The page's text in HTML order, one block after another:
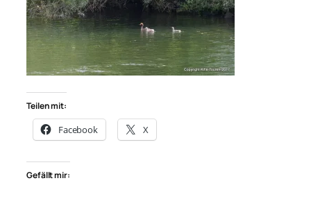
Teilen mit:
Facebook X
Gefällt mir: